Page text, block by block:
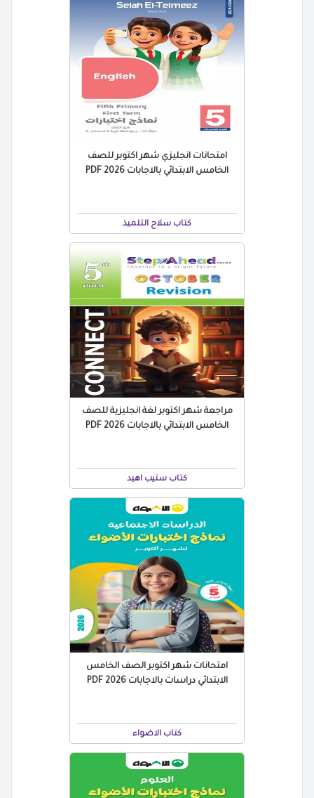
امتحانات انجليزي شهر اكتوبر للصف
الخامس الابتدائي بالاجابات 2026 PDF
كتاب سلاح التلميذ
مراجعة شهر اكتوبر لغة انجليزية للصف
الخامس الابتدائي بالاجابات 2026 PDF
كتاب ستيب اهيد
امتحانات شهر اكتوبر الصف الخامس
الابتدائي دراسات بالاجابات 2026 PDF
كتاب الاضواء